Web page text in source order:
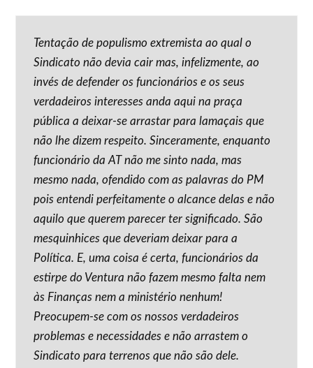
Tentação de populismo extremista ao qual o
Sindicato não devia cair mas, infelizmente, ao
invés de defender os funcionários e os seus
verdadeiros interesses anda aqui na praça
pública a deixar-se arrastar para lamaçais que
não lhe dizem respeito. Sinceramente, enquanto
funcionário da AT não me sinto nada, mas
mesmo nada, ofendido com as palavras do PM
pois entendi perfeitamente o alcance delas e não
aquilo que querem parecer ter significado. São
mesquinhices que deveriam deixar para a
Política. E, uma coisa é certa, funcionários da
estirpe do Ventura não fazem mesmo falta nem
às Finanças nem a ministério nenhum!
Preocupem-se com os nossos verdadeiros
problemas e necessidades e não arrastem o
Sindicato para terrenos que não são dele.